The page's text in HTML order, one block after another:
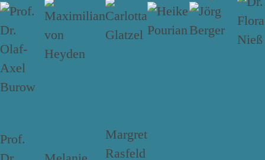
Prof.
Margret
Rasfeld